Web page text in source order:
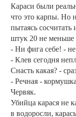
Караси были
что это карпы. Но
пытаясь сосчитать
штук 20 не меньше
- Ни фига себе! - не
- Клев сегодня
Снасть какая? -
- Речная -
Червяк.
Убийца карася не
в водоросли,